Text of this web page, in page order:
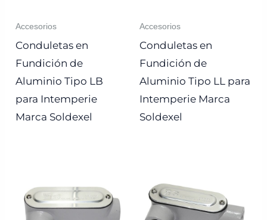
Accesorios
Conduletas en
Fundición de
Aluminio Tipo LB
para Intemperie
Marca Soldexel
Accesorios
Conduletas en
Fundición de
Aluminio Tipo LL para
Intemperie Marca
Soldexel